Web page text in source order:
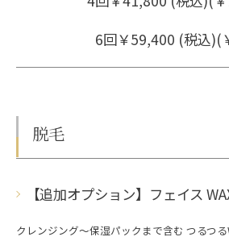
6回￥59,400 (税込)(
脱毛
【追加オプション】フェイス
クレンジング〜保湿パックまで含む つるつる